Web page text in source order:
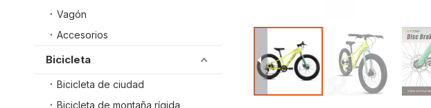
Vagón
Accesorios
Bicicleta
Bicicleta de ciudad
Bicicleta de montaña rígida